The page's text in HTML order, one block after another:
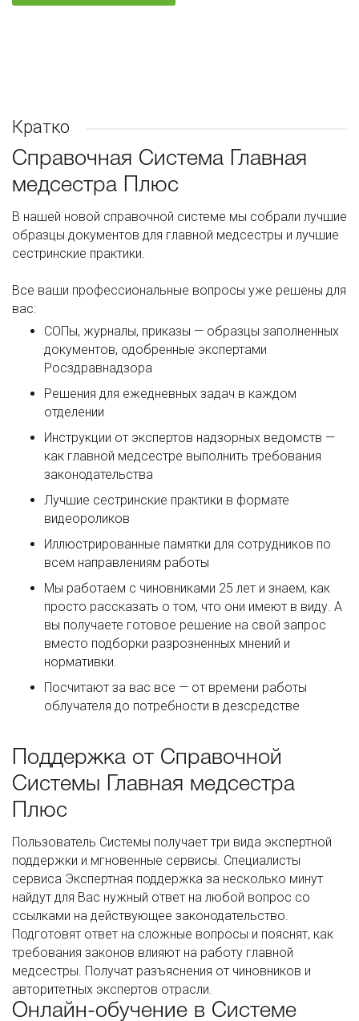
Кратко
Справочная Система Главная
медсестра Плюс
В нашей новой справочной системе мы собрали лучшие
образцы документов для главной медсестры и лучшие
сестринские практики.
Все ваши профессиональные вопросы уже решены для
вас:
СОПы, журналы, приказы — образцы заполненных
документов, одобренные экспертами
Росздравнадзора
Решения для ежедневных задач в каждом
отделении
Инструкции от экспертов надзорных ведомств —
как главной медсестре выполнить требования
законодательства
Лучшие сестринские практики в формате
видеороликов
Иллюстрированные памятки для сотрудников по
всем направлениям работы
Мы работаем с чиновниками 25 лет и знаем, как
просто рассказать о том, что они имеют в виду. А
вы получаете готовое решение на свой запрос
вместо подборки разрозненных мнений и
нормативки.
Посчитают за вас все — от времени работы
облучателя до потребности в дезсредстве
Поддержка от Справочной
Системы Главная медсестра
Плюс
Пользователь Системы получает три вида экспертной
поддержки и мгновенные сервисы. Специалисты
сервиса Экспертная поддержка за несколько минут
найдут для Вас нужный ответ на любой вопрос со
ссылками на действующее законодательство.
Подготовят ответ на сложные вопросы и пояснят, как
требования законов влияют на работу главной
медсестры. Получат разъяснения от чиновников и
авторитетных экспертов отрасли.
Онлайн-обучение в Системе